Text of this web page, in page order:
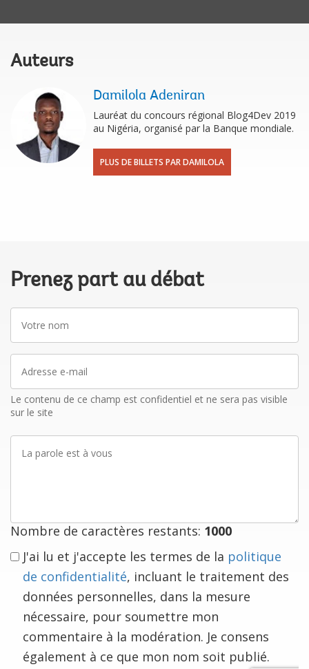
Auteurs
Damilola Adeniran
Lauréat du concours régional Blog4Dev 2019
au Nigéria, organisé par la Banque mondiale.
PLUS DE BILLETS PAR DAMILOLA
Prenez part au débat
nom
mail
Le contenu de ce champ est confidentiel et ne sera pas visible
sur le site
parole
Nombre de caractères restants: 1000
J'ai lu et j'accepte les termes de la politique
de confidentialité, incluant le traitement des
données personnelles, dans la mesure
nécessaire, pour soumettre mon
commentaire à la modération. Je consens
également à ce que mon nom soit publié.